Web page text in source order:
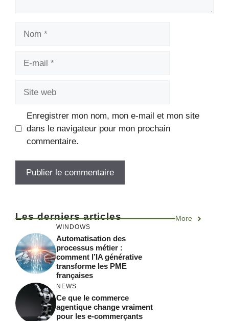
Enregistrer mon nom, mon e-mail et mon site
dans le navigateur pour mon prochain
commentaire.
t
r
n
i
v
Les derniers articles More
WINDOWS
Automatisation des
processus métier :
comment l’IA générative
transforme les PME
françaises
NEWS
Ce que le commerce
agentique change vraiment
pour les e-commerçants